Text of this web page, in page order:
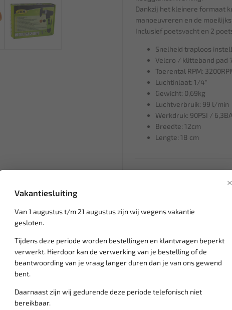
×
Vakantiesluiting
Van 1 augustus t/m 21 augustus zijn wij wegens vakantie
gesloten.
Tijdens deze periode worden bestellingen en klantvragen beperkt
verwerkt. Hierdoor kan de verwerking van je bestelling of de
beantwoording van je vraag langer duren dan je van ons gewend
bent.
Daarnaast zijn wij gedurende deze periode telefonisch niet
bereikbaar.
Dankzij het kleinere formaat
manoeuvreren en de
Inclusief poetsvacht en 2
Snelheid traploos
Velcro / klitteband pad
Toerental RPM:
Luchtinlaat: 1/4"
Gewicht: 0,69kg
Luchtverbruik: 99 l/min
Werkdruk: 90PSI /
Breedte: 12cm
Lengte: 18 cm
gemiddeld 1-3
Groot assortiment,